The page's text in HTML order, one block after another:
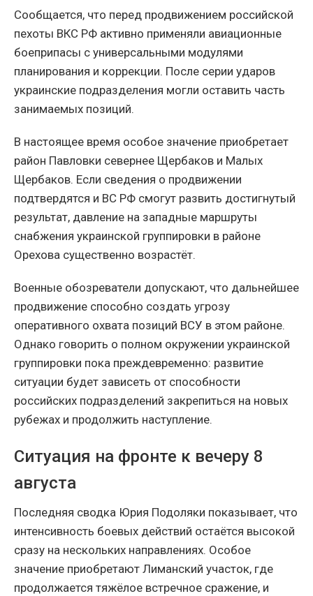
Сообщается, что перед продвижением российской
пехоты ВКС РФ активно применяли авиационные
боеприпасы с универсальными модулями
планирования и коррекции. После серии ударов
украинские подразделения могли оставить часть
занимаемых позиций.
В настоящее время особое значение приобретает
район Павловки севернее Щербаков и Малых
Щербаков. Если сведения о продвижении
подтвердятся и ВС РФ смогут развить достигнутый
результат, давление на западные маршруты
снабжения украинской группировки в районе
Орехова существенно возрастёт.
Военные обозреватели допускают, что дальнейшее
продвижение способно создать угрозу
оперативного охвата позиций ВСУ в этом районе.
Однако говорить о полном окружении украинской
группировки пока преждевременно: развитие
ситуации будет зависеть от способности
российских подразделений закрепиться на новых
рубежах и продолжить наступление.
Ситуация на фронте к вечеру 8
августа
Последняя сводка Юрия Подоляки показывает, что
интенсивность боевых действий остаётся высокой
сразу на нескольких направлениях. Особое
значение приобретают Лиманский участок, где
продолжается тяжёлое встречное сражение, и